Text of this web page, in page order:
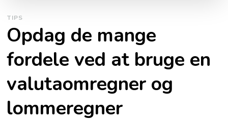
TIPS
Opdag de mange
fordele ved at bruge en
valutaomregner og
lommeregner